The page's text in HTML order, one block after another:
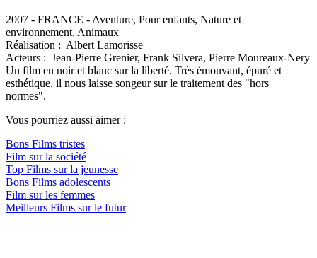
2007 - FRANCE - Aventure, Pour enfants, Nature et
environnement, Animaux
Réalisation : Albert Lamorisse
Acteurs : Jean-Pierre Grenier, Frank Silvera, Pierre Moureaux-Nery
Un film en noir et blanc sur la liberté. Très émouvant, épuré et
esthétique, il nous laisse songeur sur le traitement des "hors
normes".
Vous pourriez aussi aimer :
Bons Films tristes
Film sur la société
Top Films sur la jeunesse
Bons Films adolescents
Film sur les femmes
Meilleurs Films sur le futur